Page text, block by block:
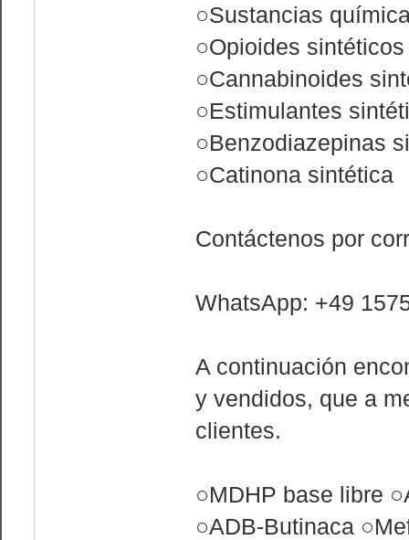
○Sustancias
○Opioides sintéticos
○Cannabinoides
○Estimulantes
○Benzodiazepinas
○Catinona sintética
Contáctenos por
WhatsApp: +49
A continuación
y vendidos, que a
clientes.
○MDHP base libre
○ADB-Butinaca